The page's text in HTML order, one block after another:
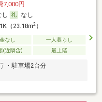
7,000円
し
なし
（23.18m2）
なし
一人暮らし
(近隣含) 最上階
・駐車場2台分